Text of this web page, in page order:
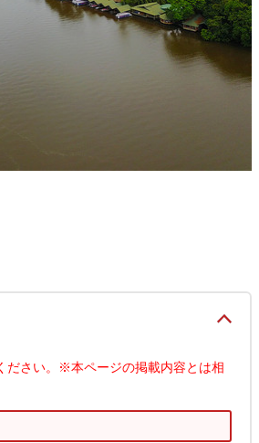
ださい。※本ページの掲載内容とは相